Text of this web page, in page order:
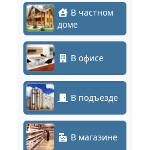
В частном
доме
В офисе
В подъезде
В магазине